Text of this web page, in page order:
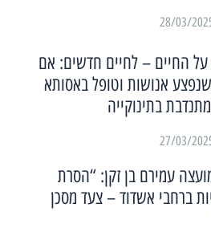
החיים – לחיים חדשים: אם
אנושות וטופל באסותא
בתינוקייה
עמירם בן זקן: “הסרת
ברחבי אשדוד – צעד מסכן